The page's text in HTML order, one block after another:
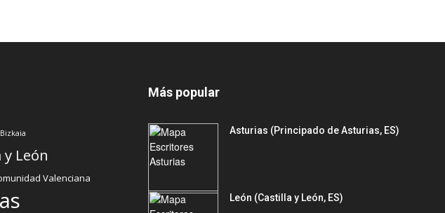
Bizkaia
y León
Valenciana
Más popular
Asturias (Principado de Asturias, ES)
León (Castilla y León, ES)